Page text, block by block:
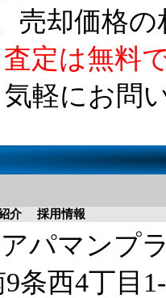
売却価格
定は無料
気軽にお問
介 採用情報
パマンプ
9条西4丁目